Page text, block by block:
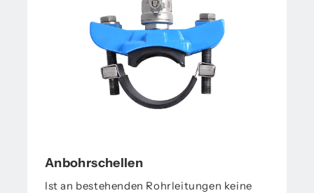
Anbohrschellen
Ist an bestehenden Rohrleitungen keine